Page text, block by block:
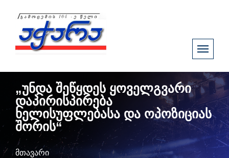
„უნდა შეწყდეს ყოველგვარი
დაპირისპირება
ხელისუფლებასა და ოპოზიციას
შორის“
მთავარი